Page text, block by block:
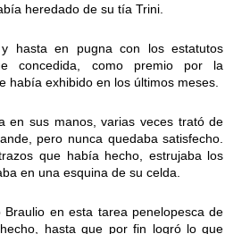
heredado de su tía Trini.
hasta en pugna con los estatutos
concedida, como premio por la
había exhibido en los últimos meses.
en sus manos, varias veces trató de
pero nunca quedaba satisfecho.
que había hecho, estrujaba los
en una esquina de su celda.
Braulio en esta tarea penelopesca de
hasta que por fin logró lo que